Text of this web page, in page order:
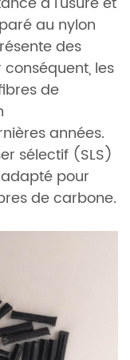
au nylon
des
les
de
années.
sélectif (SLS)
pour
de carbone.